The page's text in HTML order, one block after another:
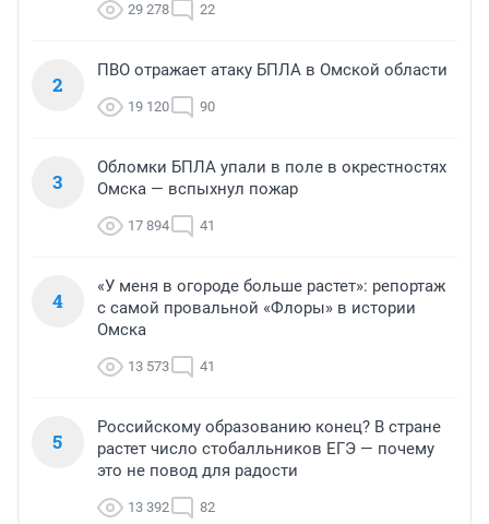
29 278 22
2
ПВО отражает атаку БПЛА в Омской области
19 120 90
3
Обломки БПЛА упали в поле в окрестностях
Омска — вспыхнул пожар
17 894 41
4
«У меня в огороде больше растет»: репортаж
с самой провальной «Флоры» в истории
Омска
13 573 41
5
Российскому образованию конец? В стране
растет число стобалльников ЕГЭ — почему
это не повод для радости
13 392 82